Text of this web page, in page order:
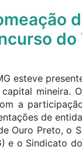
do
esteve
mineira.
a
de
Ouro Preto, o
e o Sindicato